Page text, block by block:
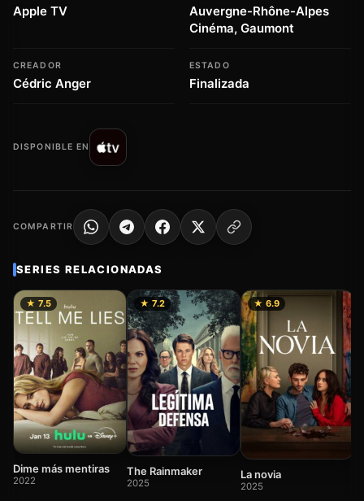
Apple TV
Auvergne-Rhône-Alpes
Cinéma, Gaumont
CREADOR
Cédric Anger
ESTADO
Finalizada
DISPONIBLE EN
COMPARTIR
SERIES RELACIONADAS
★ 7.5
Dime más mentiras
2022
★ 7.2
The Rainmaker
2025
★ 6.9
La novia
2025